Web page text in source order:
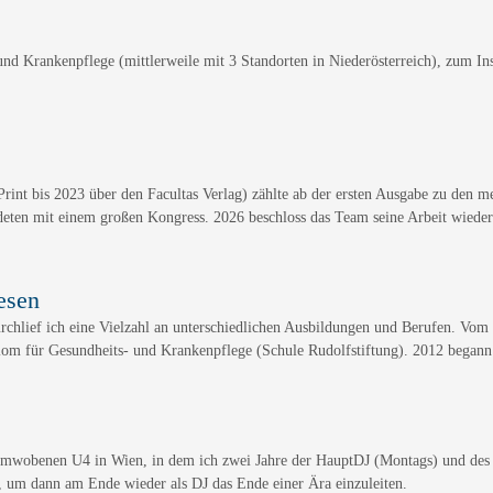
Krankenpflege (mittlerweile mit 3 Standorten in Niederösterreich), zum
bis 2023 über den Facultas Verlag) zählte ab der ersten Ausgabe zu den
mit einem großen Kongress. 2026 beschloss das Team seine Arbeit
ich eine Vielzahl an unterschiedlichen Ausbildungen und Berufen.
für Gesundheits- und Krankenpflege (Schule Rudolfstiftung). 2012
U4 in Wien, in dem ich zwei Jahre der HauptDJ (Montags) und
dann am Ende wieder als DJ das Ende einer Ära einzuleiten.